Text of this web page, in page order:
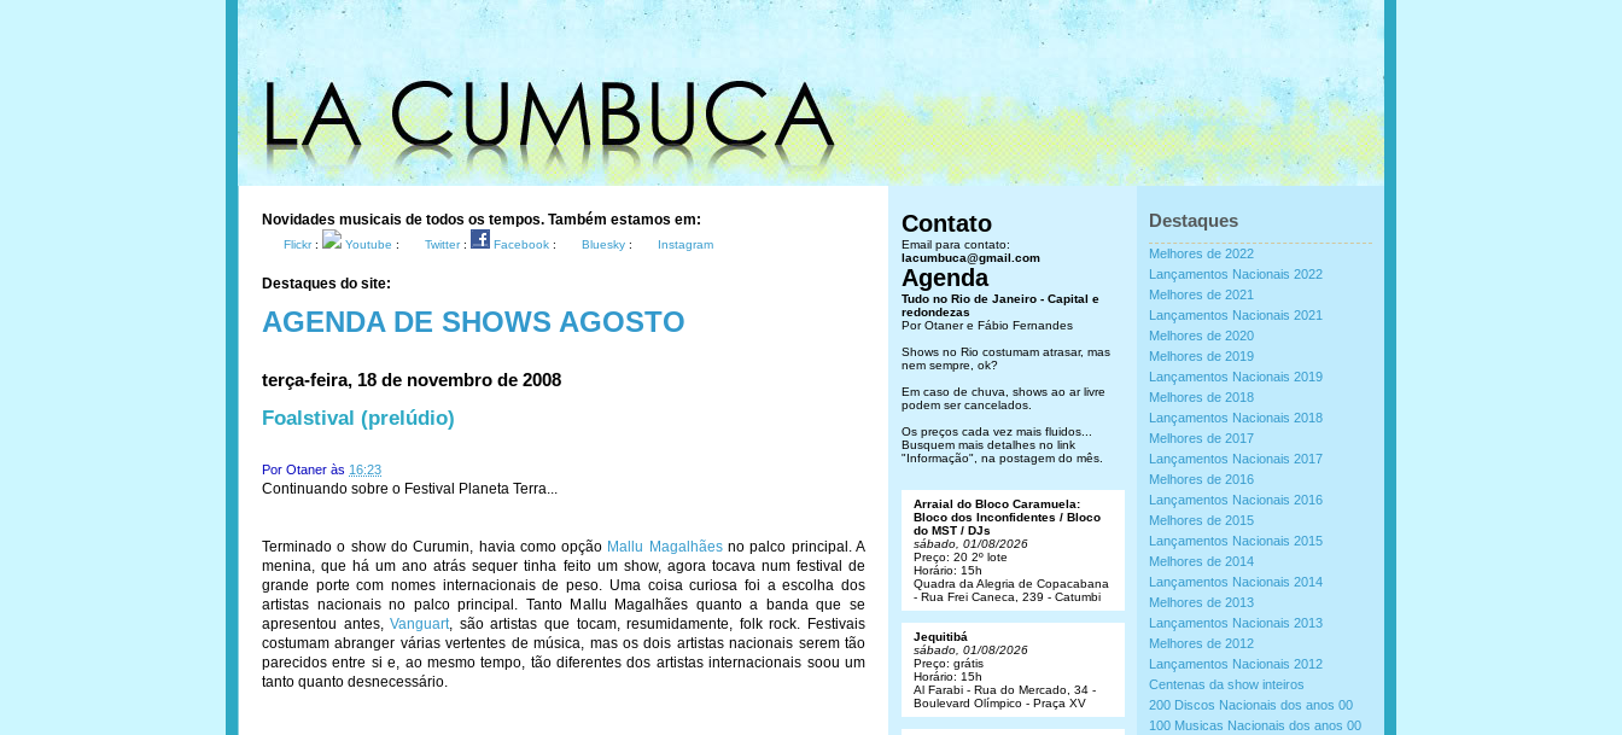
Novidades musicais de todos os tempos. Também estamos em:
Flickr: Youtube : Twitter: Facebook : Bluesky : Instagram
Destaques do site:
AGENDA DE SHOWS AGOSTO
terça-feira, 18 de novembro de 2008
Foalstival (prelúdio)
Por Otaner às 16:23
Continuando sobre o Festival Planeta Terra...
Terminado o show do Curumin, havia como opção Mallu Magalhãesno palco principal. A
menina, que há um ano atrás sequer tinha feito um show, agora tocava num festival de
grande porte com nomes internacionais de peso. Uma coisa curiosa foi a escolha dos
artistas nacionais no palco principal. Tanto Mallu Magalhães quanto a banda que se
apresentou antes,Vanguart, são artistas que tocam, resumidamente, folk rock. Festivais
costumam abranger várias vertentes de música, mas os dois artistas nacionais serem tão
parecidos entre si e, ao mesmo tempo, tão diferentes dos artistas internacionais soou um
tanto quanto desnecessário.
Destaques
Melhores de 2022
Lançamentos Nacionais 2022
Melhores de 2021
Lançamentos Nacionais 2021
Melhores de 2020
Melhores de 2019
Lançamentos Nacionais 2019
Melhores de 2018
Lançamentos Nacionais 2018
Melhores de 2017
Lançamentos Nacionais 2017
Melhores de 2016
Lançamentos Nacionais 2016
Melhores de 2015
Lançamentos Nacionais 2015
Melhores de 2014
Lançamentos Nacionais 2014
Melhores de 2013
Lançamentos Nacionais 2013
Melhores de 2012
Lançamentos Nacionais 2012
Centenas da show inteiros
200 Discos Nacionais dos anos 00
100 Musicas Nacionais dos anos 00
Contato
Email para contato:
lacumbuca@gmail.com
Agenda
Tudo no Rio de Janeiro - Capital e
redondezas
Por Otaner e Fábio Fernandes
Shows no Rio costumam atrasar, mas
nem sempre, ok?
Em caso de chuva, shows ao ar livre
podem ser cancelados.
Os preços cada vez mais fluidos...
Busquem mais detalhes no link
"Informação", na postagem do mês.
Arraial do Bloco Caramuela:
Bloco dos Inconfidentes / Bloco
do MST / DJs
sábado, 01/08/2026
Preço: 20 2º lote
Horário: 15h
Quadra da Alegria de Copacabana
- Rua Frei Caneca, 239 - Catumbi
Jequitibá
sábado, 01/08/2026
Preço: grátis
Horário: 15h
Al Farabi - Rua do Mercado, 34 -
Boulevard Olímpico - Praça XV